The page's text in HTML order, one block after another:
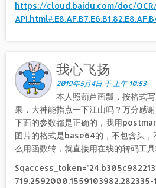
https://cloud.baidu.com/doc/OCR/
我心飞扬
2019年5月4日 于 上午 10:53
本人照葫芦画瓢，按格式
果，大神能指点一下江山吗？万分感谢
下面的参数都是正确的，我用
图片的格式是base64的，不包含头，
么用函数转，就直接用在线的转码工
719.2592000.1559103982.282335-